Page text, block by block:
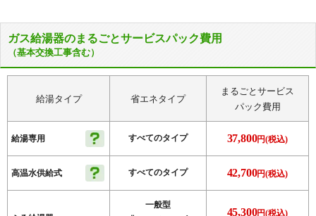
ガス給湯器のまるごとサービスパック費用
（基本交換工事含む）
給湯タイプ 省エネタイプ
まるごとサービス
パック費用
給湯専用 すべてのタイプ 37,800円(税込)
高温水供給式 すべてのタイプ 42,700円(税込)
一般型
45,300円(税込)